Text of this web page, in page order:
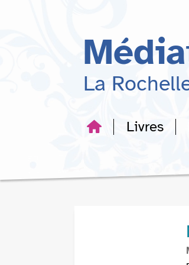
recherche
Média
La
Livres